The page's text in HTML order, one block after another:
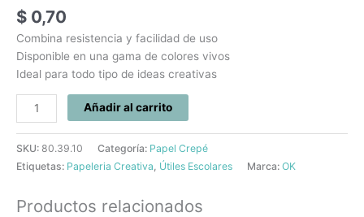
$ 0,70
Combina resistencia y facilidad de uso
Disponible en una gama de colores vivos
Ideal para todo tipo de ideas creativas
Añadir al carrito
SKU: 80.39.10 Categoría: Papel Crepé
Etiquetas: Papeleria Creativa Útiles Escolares Marca: OK
Productos relacionados